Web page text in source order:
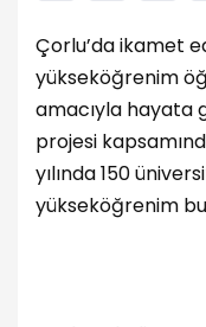
Çorlu’da ikamet
yükseköğrenim
amacıyla hayata
projesi
yılında 150
yükseköğrenim